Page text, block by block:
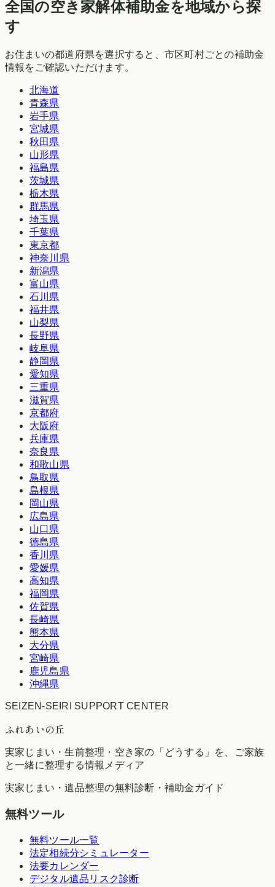
全国の空き家解体補助金を地域から探
す
お住まいの都道府県を選択すると、市区町村ごとの補助金
情報をご確認いただけます。
北海道
青森県
岩手県
宮城県
秋田県
山形県
福島県
茨城県
栃木県
群馬県
埼玉県
千葉県
東京都
神奈川県
新潟県
富山県
石川県
福井県
山梨県
長野県
岐阜県
静岡県
愛知県
三重県
滋賀県
京都府
大阪府
兵庫県
奈良県
和歌山県
鳥取県
島根県
岡山県
広島県
山口県
徳島県
香川県
愛媛県
高知県
福岡県
佐賀県
長崎県
熊本県
大分県
宮崎県
鹿児島県
沖縄県
SEIZEN-SEIRI SUPPORT CENTER
ふれあいの丘
実家じまい・生前整理・空き家の「どうする」を、ご家族
と一緒に整理する情報メディア
実家じまい・遺品整理の無料診断・補助金ガイド
無料ツール
無料ツール一覧
法定相続分シミュレーター
法要カレンダー
デジタル遺品リスク診断